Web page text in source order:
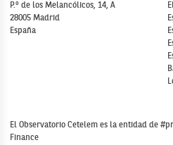
P.º de los Melancólicos, 14, A
28005 Madrid
España
El Observatorio Cetelem es la entidad de
Finance